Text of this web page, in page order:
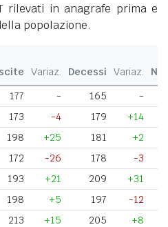
rilevati in anagrafe prima e
popolazione.
Variaz. Decessi Variaz.
177 - 165
-
173 -4 179
+14
198 +25 181
+2
172 -26 178
-3
193 +21 209
+31
198 +5 197
-12
213 +15 205
+8